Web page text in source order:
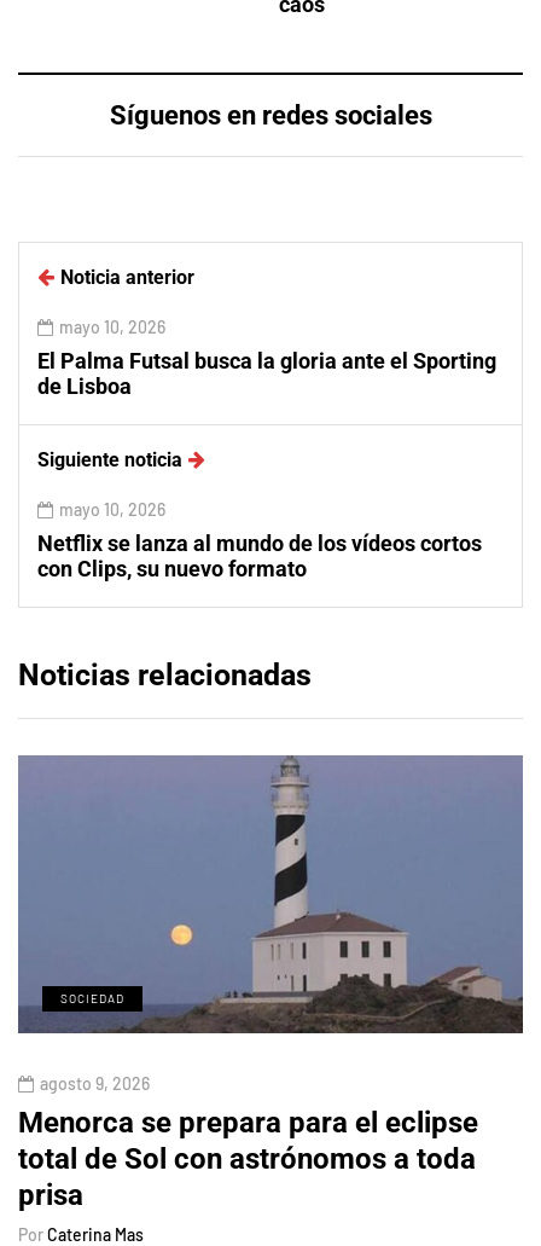
Síguenos en redes sociales
Noticia anterior
mayo 10, 2026
El Palma Futsal busca la gloria ante el Sporting
de Lisboa
Siguiente noticia
mayo 10, 2026
Netflix se lanza al mundo de los vídeos cortos
con Clips, su nuevo formato
Noticias relacionadas
SOCIEDAD
agosto 9, 2026
Menorca se prepara para el eclipse
total de Sol con astrónomos a toda
prisa
PorCaterina Mas